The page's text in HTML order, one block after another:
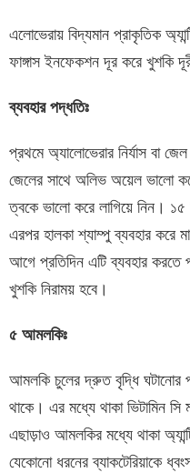
এলোভেরায় বিদ্যমান প্রাকৃতিক
ফাঙ্গাস ইনফেকশন দূর করে খুশকি
ব্যবহার পদ্ধতিঃ
প্রথমে অ্যালোভেরার নির্যাস বা
জেলের সাথে অলিভ অয়েল ভালো
ত্বকে ভালো করে লাগিয়ে নিন। ১৫
এরপর হালকা শ্যাম্পু ব্যবহার করে
আগে প্রতিদিন এটি ব্যবহার করতে
খুশকি নিরাময় হবে।
৫ আমলকিঃ
আমলকি চুলের দ্রুত বৃদ্ধি ঘটানোর
থাকে। এর মধ্যে থাকা ভিটামিন
এছাড়াও আমলকির মধ্যে থাকা
যেকোনো ধরনের ব্যাকটেরিয়াকে